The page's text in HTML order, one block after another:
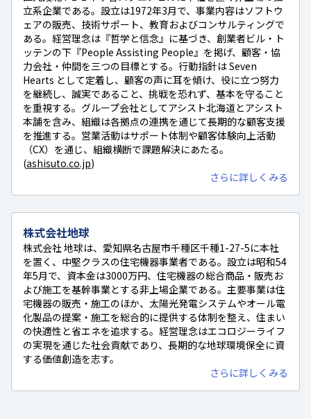
立系企業である。設立は1972年3月で、事業内容はソフトウ
ェアの販売、技術サポート、教育およびコンサルティングで
ある。経営理念は『哲学と信念』に基づき、創業者ビル・ト
ッテンの下『People Assisting People』を掲げ、顧客・協
力会社・仲間を三つの目標とする。行動指針は Seven
Hearts として定着し、顧客の声に耳を傾け、役に立つ努力
を継続し、誠実であること、挑戦を恐れず、基本を守ること
を重視する。グループ会社としてアシスト北海道とアシスト
本舗を含み、組織は各拠点の連携を通じて長期的な顧客支援
を推進する。営業活動はサポート体制や顧客体験向上活動
（CX）を通じ、組織横断で課題解決にあたる。
(ashisuto.co.jp)
さらに詳しくみる
株式会社地球
株式会社 地球は、愛知県名古屋市千種区千種1-27-5に本社
を置く、中堅クラスの住宅機器事業者である。設立は昭和54
年5月で、資本金は3000万円、住宅機器の総合商品・販売お
よび施工を基幹事業とする非上場企業である。主要事業は住
宅機器の販売・施工のほか、太陽光発電システムやオール電
化製品の提案・施工を総合的に提供する体制を整え、住まい
の快適性と省エネを追求する。経営理念はエコロジーライフ
の実現を通じた社会貢献であり、長期的な地球環境保全に資
する価値創造を志す。
さらに詳しくみる